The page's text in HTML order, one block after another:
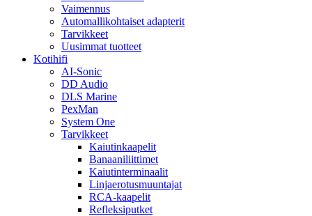
Vaimennus
Automallikohtaiset adapterit
Tarvikkeet
Uusimmat tuotteet
Kotihifi
AI-Sonic
DD Audio
DLS Marine
PexMan
System One
Tarvikkeet
Kaiutinkaapelit
Banaaniliittimet
Kaiutinterminaalit
Linjaerotusmuuntajat
RCA-kaapelit
Refleksiputket